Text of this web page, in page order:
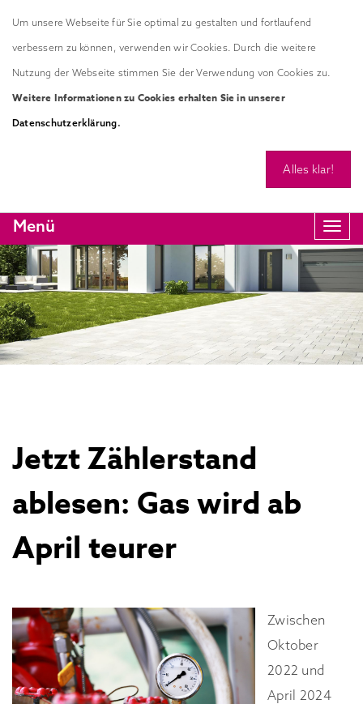
Menü
Jetzt Zählerstand
ablesen: Gas wird ab
April teurer
Zwischen
Oktober
2022 und
April 2024
Um unsere Webseite für Sie optimal zu gestalten und fortlaufend
verbessern zu können, verwenden wir Cookies. Durch die weitere
Nutzung der Webseite stimmen Sie der Verwendung von Cookies zu.
Weitere Informationen zu Cookies erhalten Sie in unserer
Datenschutzerklärung.
Alles klar!